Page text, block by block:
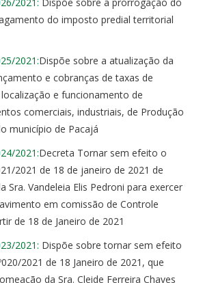
do imposto predial territorial
2021:Dispõe sobre a atualização da
e cobranças de taxas de
e funcionamento de
comerciais, industriais, de Produção
município de Pacajá
2021:Decreta Tornar sem efeito o
2021 de 18 de janeiro de 2021 de
Sra. Vandeleia Elis Pedroni para exercer
em comissão de Controle
de 18 de Janeiro de 2021
2021: Dispõe sobre tornar sem efeito
2021 de 18 Janeiro de 2021, que
da Sra. Cleide Ferreira Chaves